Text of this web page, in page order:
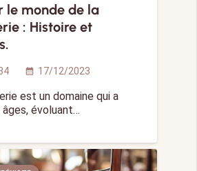
le monde de la
: Histoire et
calendar_month 17/12/2023
est un domaine qui a
évoluant…